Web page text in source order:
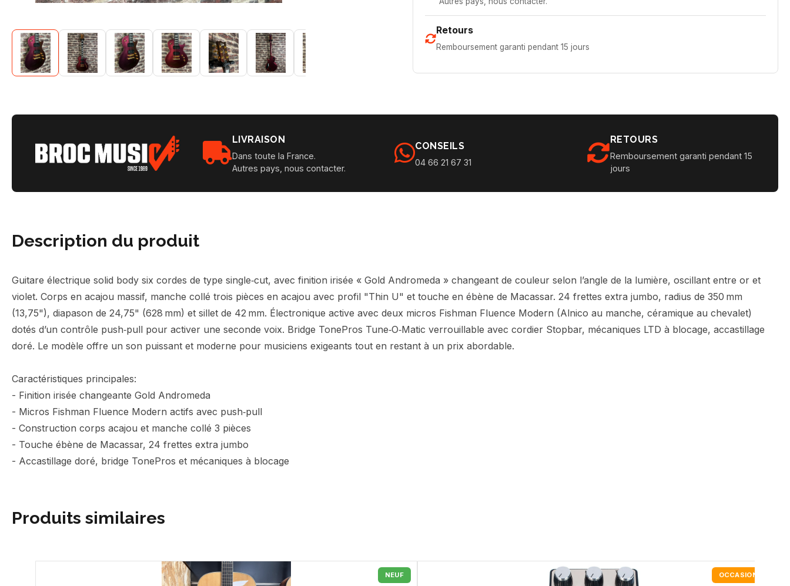
Retours
Remboursement garanti pendant 15 jours
LIVRAISON
Dans toute la France.
Autres pays, nous contacter.
CONSEILS
04 66 21 67 31
RETOURS
Remboursement garanti pendant 15
jours
Description du produit
Guitare électrique solid body six cordes de type single‑cut, avec finition irisée « Gold Andromeda » changeant de couleur selon l’angle de la lumière, oscillant entre or et
violet. Corps en acajou massif, manche collé trois pièces en acajou avec profil "Thin U" et touche en ébène de Macassar. 24 frettes extra jumbo, radius de 350 mm
(13,75"), diapason de 24,75" (628 mm) et sillet de 42 mm. Électronique active avec deux micros Fishman Fluence Modern (Alnico au manche, céramique au chevalet)
dotés d’un contrôle push‑pull pour activer une seconde voix. Bridge TonePros Tune‑O‑Matic verrouillable avec cordier Stopbar, mécaniques LTD à blocage, accastillage
doré. Le modèle offre un son puissant et moderne pour musiciens exigeants tout en restant à un prix abordable.
Caractéristiques principales:
- Finition irisée changeante Gold Andromeda
- Micros Fishman Fluence Modern actifs avec push‑pull
- Construction corps acajou et manche collé 3 pièces
- Touche ébène de Macassar, 24 frettes extra jumbo
- Accastillage doré, bridge TonePros et mécaniques à blocage
Produits similaires
NEUF OCCASION